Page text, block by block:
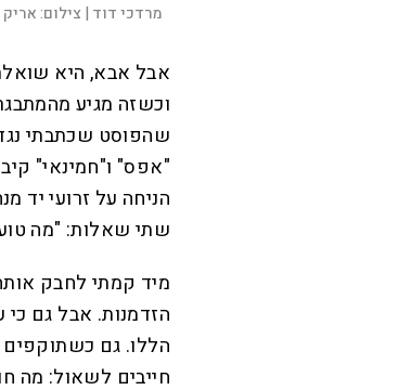
מרדכי דוד | צילום:אריק
אבל אבא, היא
וכשזה מגיע
שהפוסט שכתבתי
"אפס" ו"חמינאי"
הניחה על זרועי יד
שתי שאלות: "מה
מיד קמתי לחבק
הזדמנות. אבל גם
הללו. גם
חייבים לשאול: מה